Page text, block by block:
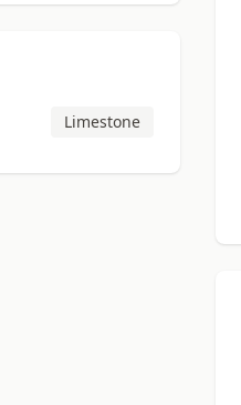
Limestone